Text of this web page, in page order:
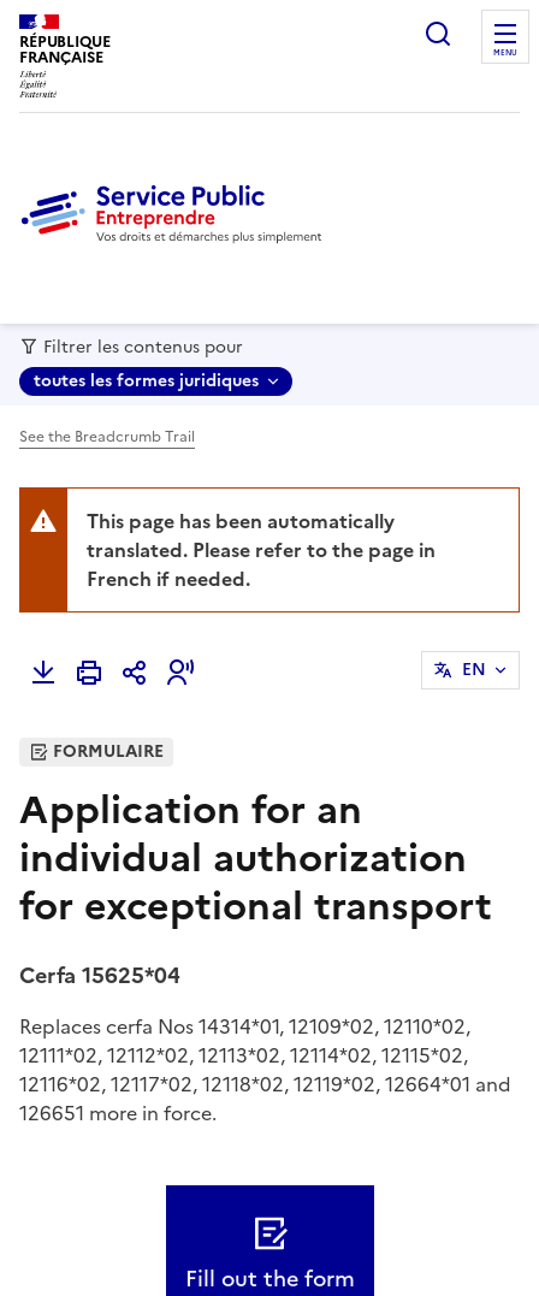
RÉPUBLIQUE
FRANÇAISE MENU
Filtrer les contenus pour
toutes les formes juridiques
See the Breadcrumb Trail
This page has been automatically
translated. Please refer to the page in
French if needed.
EN
FORMULAIRE
Application for an
individual authorization
for exceptional transport
Cerfa 15625*04
Replaces cerfa Nos 14314*01, 12109*02, 12110*02,
12111*02, 12112*02, 12113*02, 12114*02, 12115*02,
12116*02, 12117*02, 12118*02, 12119*02, 12664*01 and
126651 more in force.
Fill out the form